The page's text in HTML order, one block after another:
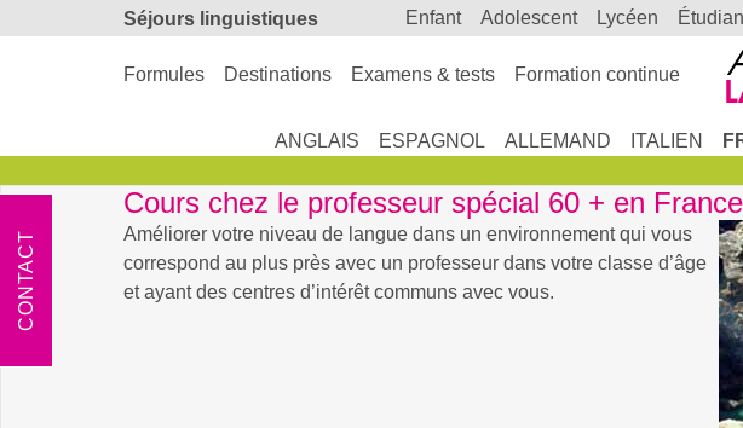
Séjours linguistiques enfant adolescent lycéen
Formules Destinations Examens & tests Formation continue
ANGLAIS ESPAGNOL ALLEMAND ITALIEN
Cours chez le professeur spécial 60 + en France
Améliorer votre niveau de langue dans un environnement qui vous
correspond au plus près avec un professeur dans votre classe d’âge
et ayant des centres d’intérêt communs avec vous.
CONTACT